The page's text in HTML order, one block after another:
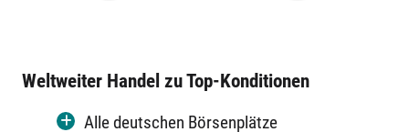
Weltweiter Handel zu Top-Konditionen
Alle deutschen Börsenplätze